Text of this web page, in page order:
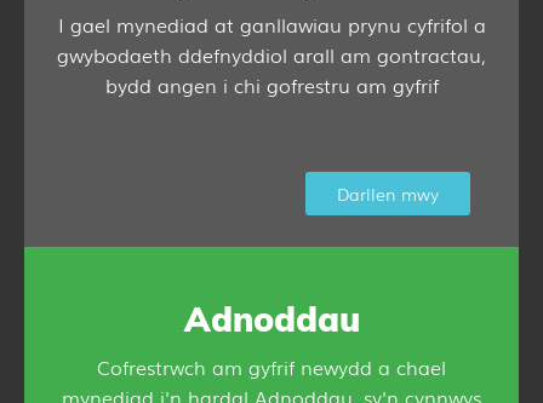
I gael mynediad at ganllawiau prynu cyfrifol a
gwybodaeth ddefnyddiol arall am gontractau,
bydd angen i chi gofrestru am gyfrif
Darllen mwy
Adnoddau
Cofrestrwch am gyfrif newydd a chael
mynediad i'n hardal Adnoddau, sy'n cynnwys